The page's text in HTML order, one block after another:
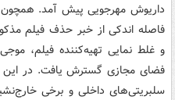
داریوش مهرجویی پیش آمد. همچون
فاصله اندکی از خبر حذف فیلم
و غلط نمایی تهیه‌کننده فیلم،
فضای مجازی گسترش یافت. در این
سلبریتی‌های داخلی و برخی